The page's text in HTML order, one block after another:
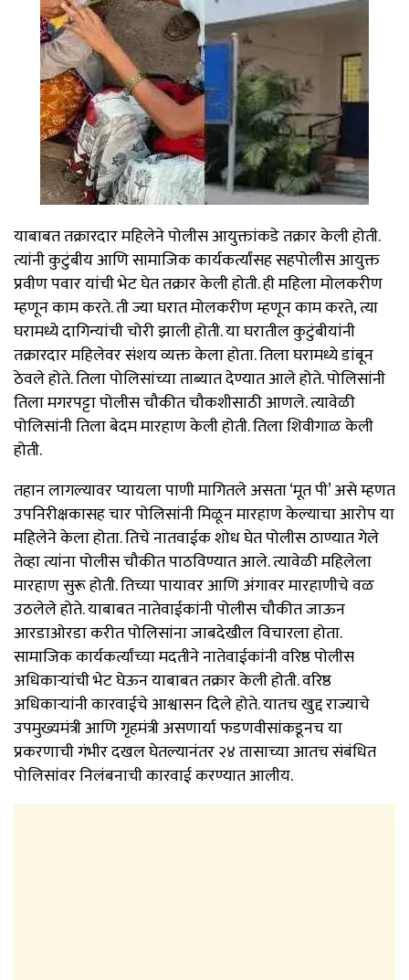
याबाबत तक्रारदार महिलेने पोलीस आयुक्तांकडे तक्रार केली होती.
त्यांनी कुटुंबीय आणि सामाजिक कार्यकर्त्यांसह सहपोलीस आयुक्त
प्रवीण पवार यांची भेट घेत तक्रार केली होती. ही महिला मोलकरीण
म्हणून काम करते. ती ज्या घरात मोलकरीण म्हणून काम करते, त्या
घरामध्ये दागिन्यांची चोरी झाली होती. या घरातील कुटुंबीयांनी
तक्रारदार महिलेवर संशय व्यक्त केला होता. तिला घरामध्ये डांबून
ठेवले होते. तिला पोलिसांच्या ताब्यात देण्यात आले होते. पोलिसांनी
तिला मगरपट्टा पोलीस चौकीत चौकशीसाठी आणले. त्यावेळी
पोलिसांनी तिला बेदम मारहाण केली होती. तिला शिवीगाळ केली
होती.
तहान लागल्यावर प्यायला पाणी मागितले असता ‘मूत पी’ असे म्हणत
उपनिरीक्षकासह चार पोलिसांनी मिळून मारहाण केल्याचा आरोप या
महिलेने केला होता. तिचे नातवाईक शोध घेत पोलीस ठाण्यात गेले
तेव्हा त्यांना पोलीस चौकीत पाठविण्यात आले. त्यावेळी महिलेला
मारहाण सुरू होती. तिच्या पायावर आणि अंगावर मारहाणीचे वळ
उठलेले होते. याबाबत नातेवाईकांनी पोलीस चौकीत जाऊन
आरडाओरडा करीत पोलिसांना जाबदेखील विचारला होता.
सामाजिक कार्यकर्त्यांच्या मदतीने नातेवाईकांनी वरिष्ठ पोलीस
अधिकाऱ्यांची भेट घेऊन याबाबत तक्रार केली होती. वरिष्ठ
अधिकाऱ्यांनी कारवाईचे आश्वासन दिले होते. यातच खुद्द राज्याचे
उपमुख्यमंत्री आणि गृहमंत्री असणार्या फडणवीसांकडूनच या
प्रकरणाची गंभीर दखल घेतल्यानंतर २४ तासाच्या आतच संबंधित
पोलिसांवर निलंबनाची कारवाई करण्यात आलीय.